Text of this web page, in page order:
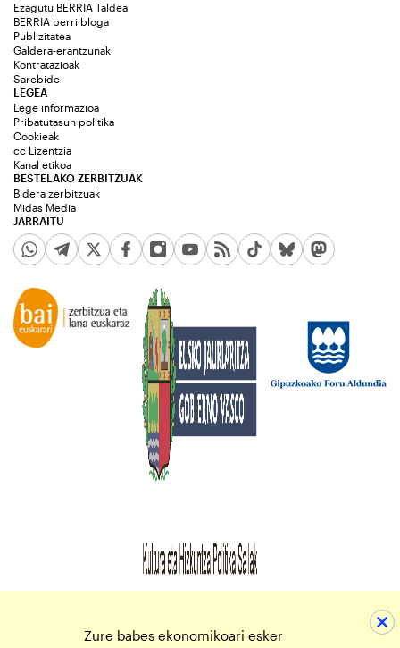
Ezagutu BERRIA Taldea
BERRIA berri bloga
Publizitatea
Galdera-erantzunak
Kontratazioak
Sarebide
JARRAITU
LEGEA
Lege informazioa
Pribatutasun politika
Cookieak
cc Lizentzia
Kanal etikoa
BESTELAKO ZERBITZUAK
Bidera zerbitzuak
Midas Media
Zure babes ekonomikoari esker